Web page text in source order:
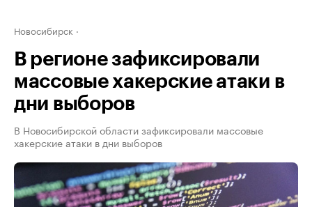
Новосибирск
В регионе зафиксировали
массовые хакерские атаки в
дни выборов
В Новосибирской области зафиксировали массовые
хакерские атаки в дни выборов